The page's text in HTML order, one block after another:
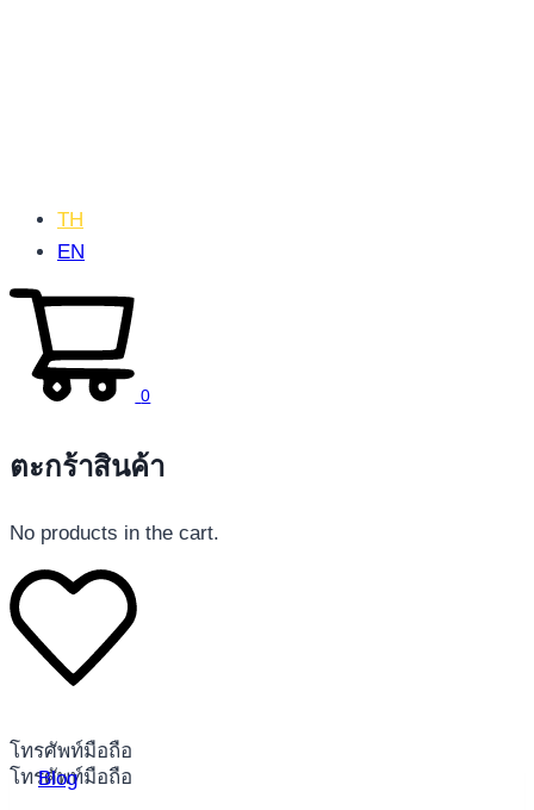
โทรศัพท์มือถือ
โทรศัพท์มือถือ
TH
EN
0
ตะกร้าสินค้า
No products in the cart.
Blog